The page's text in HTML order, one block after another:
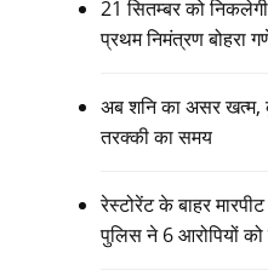
21 सितम्बर को
प्रथम निमंत्रण बोहरा
अब शनि का असर खत्म,
तरक्की का समय
रेस्टोरेंट के बाहर
पुलिस ने 6 आरोपियों को